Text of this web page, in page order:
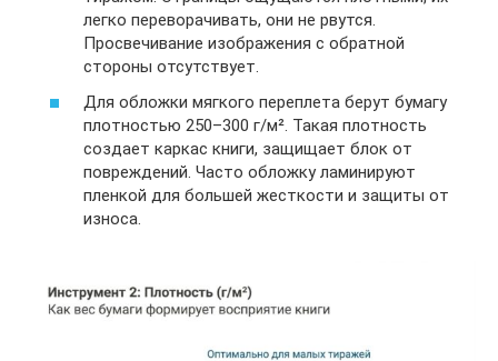
легко переворачивать, они не рвутся.
Просвечивание изображения с обратной
стороны отсутствует.
Для обложки мягкого переплета берут бумагу
плотностью 250–300 г/м². Такая плотность
создает каркас книги, защищает блок от
повреждений. Часто обложку ламинируют
пленкой для большей жесткости и защиты от
износа.